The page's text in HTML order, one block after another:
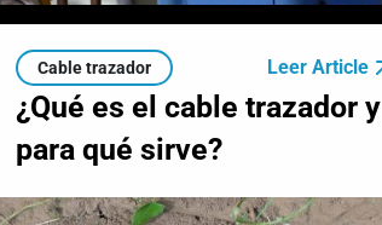
Cable trazador Leer Article
¿Qué es el cable trazador y
para qué sirve?